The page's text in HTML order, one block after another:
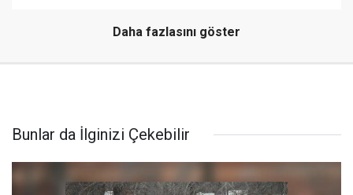
Daha fazlasını göster
Bunlar da İlginizi Çekebilir